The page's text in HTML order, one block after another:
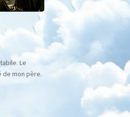
Le
de mon père.